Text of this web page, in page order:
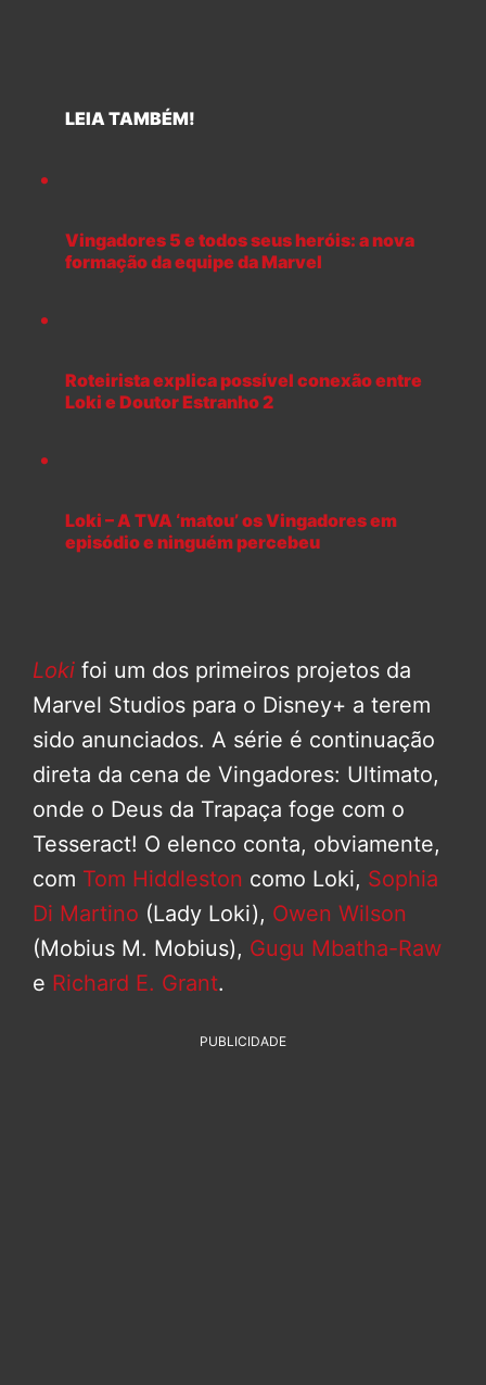
LEIA TAMBÉM!
Vingadores 5 e todos seus heróis: a nova
formação da equipe da Marvel
Roteirista explica possível conexão entre
Loki e Doutor Estranho 2
Loki – A TVA ‘matou’ os Vingadores em
episódio e ninguém percebeu
Loki foi um dos primeiros projetos da
Marvel Studios para o Disney+ a terem
sido anunciados. A série é continuação
direta da cena de Vingadores: Ultimato,
onde o Deus da Trapaça foge com o
Tesseract! O elenco conta, obviamente,
com Tom Hiddleston como Loki, Sophia
Di Martino (Lady Loki), Owen Wilson
(Mobius M. Mobius), Gugu Mbatha-Raw
e Richard E. Grant.
PUBLICIDADE